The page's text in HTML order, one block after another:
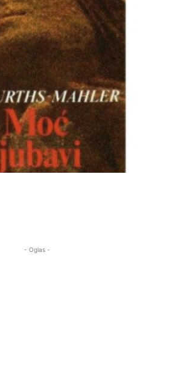
- Oglas -